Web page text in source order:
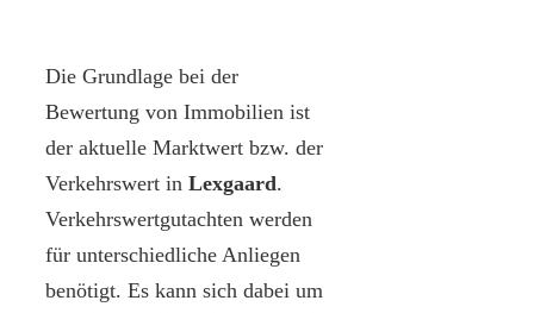
Die Grundlage bei der
Bewertung von Immobilien ist
der aktuelle Marktwert bzw. der
Verkehrswert in Lexgaard.
Verkehrswertgutachten werden
für unterschiedliche Anliegen
benötigt. Es kann sich dabei um